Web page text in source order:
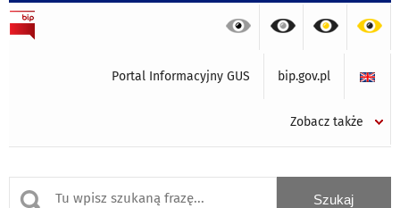
Portal Informacyjny GUS bip.gov.pl
Zobacz także